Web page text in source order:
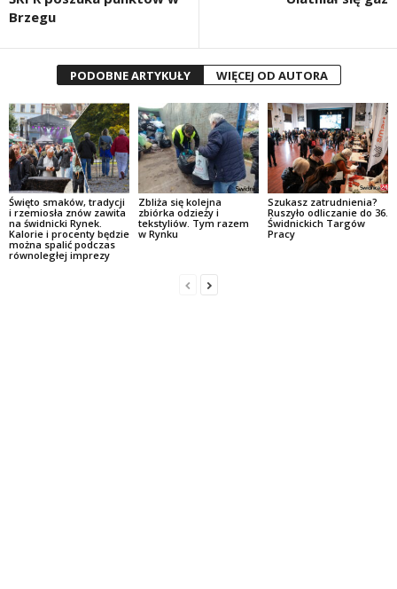
Brzegu
PODOBNE ARTYKUŁY WIĘCEJ OD AUTORA
Święto smaków, tradycji
i rzemiosła znów zawita
na świdnicki Rynek.
Kalorie i procenty będzie
można spalić podczas
równoległej imprezy
Zbliża się kolejna
zbiórka odzieży i
tekstyliów. Tym razem
w Rynku
Szukasz zatrudnienia?
Ruszyło odliczanie do 36.
Świdnickich Targów
Pracy